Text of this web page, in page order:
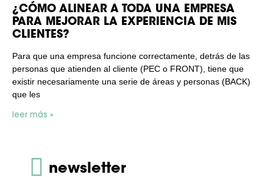
¿CÓMO ALINEAR A TODA UNA EMPRESA
PARA MEJORAR LA EXPERIENCIA DE MIS
CLIENTES?
Para que una empresa funcione correctamente, detrás de las
personas que atienden al cliente (PEC o FRONT), tiene que
existir necesariamente una serie de áreas y personas (BACK)
que les
leer más »
newsletter